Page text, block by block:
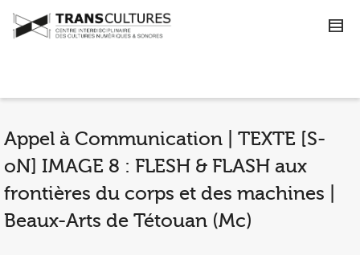
Appel à Communication | TEXTE [S-
oN] IMAGE 8 : FLESH & FLASH aux
frontières du corps et des machines |
Beaux-Arts de Tétouan (Mc)